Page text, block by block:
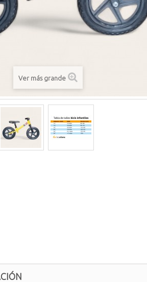
Ver más grande